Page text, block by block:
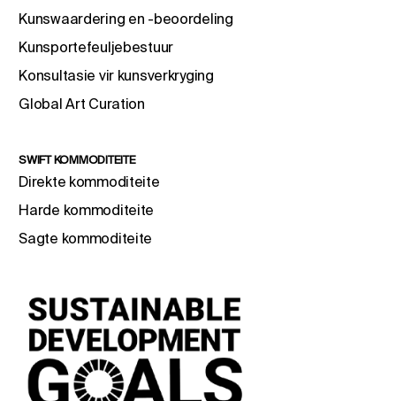
Kunswaardering en -beoordeling
Kunsportefeuljebestuur
Konsultasie vir kunsverkryging
Global Art Curation
SWIFT KOMMODITEITE
Direkte kommoditeite
Harde kommoditeite
Sagte kommoditeite